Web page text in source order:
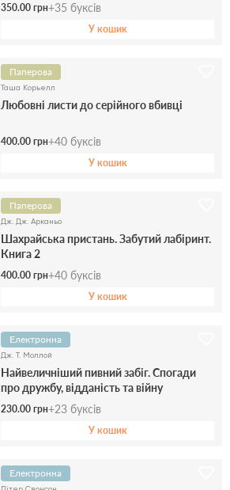
350.00 грн+35 буксів
У кошик
Паперова
Таша Корьелл
Любовні листи до серійного вбивці
400.00 грн+40 буксів
У кошик
Паперова
Дж. Дж. Арканьо
Шахрайська пристань. Забутий лабіринт.
Книга 2
400.00 грн+40 буксів
У кошик
Електронна
Дж. Т. Моллой
Найвеличніший пивний забіг. Спогади
про дружбу, відданість та війну
230.00 грн+23 буксів
У кошик
Електронна